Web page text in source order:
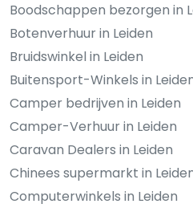
Boodschappen bezorgen in
Botenverhuur in Leiden
Bruidswinkel in Leiden
Buitensport-Winkels in
Camper bedrijven in Leiden
Camper-Verhuur in Leiden
Caravan Dealers in Leiden
Chinees supermarkt in
Computerwinkels in Leiden